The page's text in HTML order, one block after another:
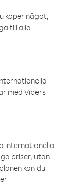
köper något,
till alla
med Vibers
internationella
priser, utan
kan du